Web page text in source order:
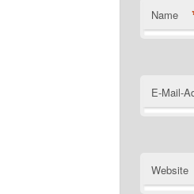
Name
E-Mail-
Website